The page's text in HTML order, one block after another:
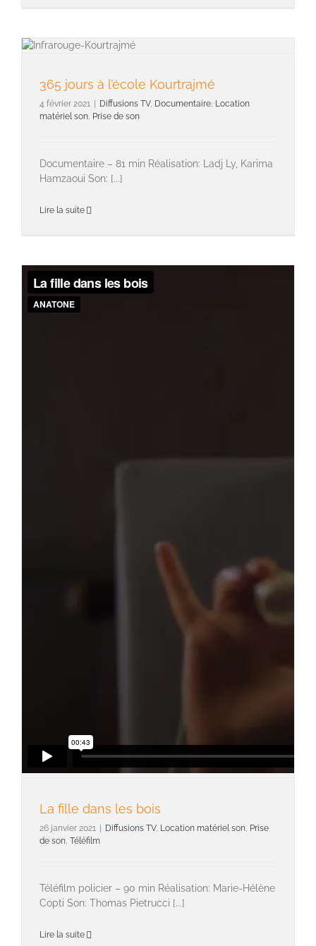
365 jours à l’école Kourtrajmé
4 février 2021 Diffusions TV, Documentaire, Location
matériel son, Prise de son
Documentaire – 81 min Réalisation: Ladj Ly, Karima
Hamzaoui Son: [...]
Lire la suite
La fille dans les bois
26 janvier 2021 Diffusions TV, Location matériel son, Prise
de son, Téléfilm
Téléfilm policier – 90 min Réalisation: Marie-Hélène
Copti Son: Thomas Pietrucci [...]
Lire la suite